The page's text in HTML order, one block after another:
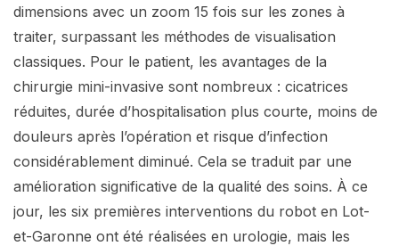
dimensions avec un zoom 15 fois sur les zones à
traiter, surpassant les méthodes de visualisation
classiques. Pour le patient, les avantages de la
chirurgie mini-invasive sont nombreux : cicatrices
réduites, durée d’hospitalisation plus courte, moins de
douleurs après l’opération et risque d’infection
considérablement diminué. Cela se traduit par une
amélioration significative de la qualité des soins. À ce
jour, les six premières interventions du robot en Lot-
et-Garonne ont été réalisées en urologie, mais les